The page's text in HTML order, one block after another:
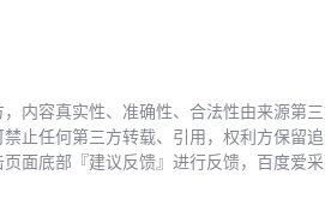
回收处
快速降
内容真实性、准确性、合法性由来源第三
止任何第三方转载、引用，权利方保留追
面底部『建议反馈』进行反馈，百度爱采